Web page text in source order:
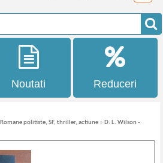
Noutati Reduceri
Romane politiste, SF, thriller, actiune » D. L. Wilson -